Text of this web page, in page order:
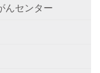
んセンター